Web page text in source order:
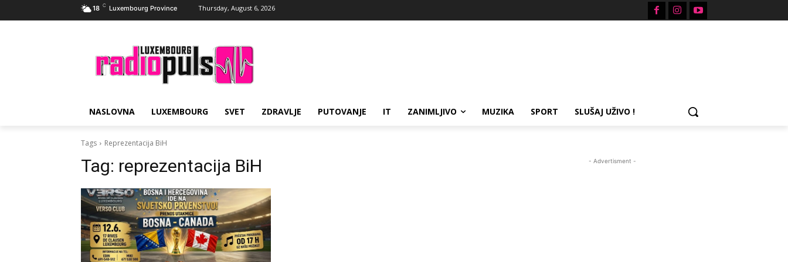
18 C Luxembourg Province Thursday, August 6, 2026
NASLOVNA LUXEMBOURG SVET ZDRAVLJE PUTOVANJE IT ZANIMLJIVO MUZIKA SPORT SLUŠAJ UŽIVO !
Tags Reprezentacija BiH
Tag: reprezentacija BiH - Advertisment -